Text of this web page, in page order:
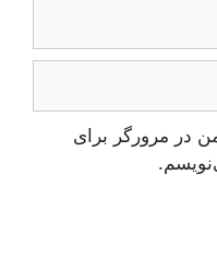
در مرورگر برای